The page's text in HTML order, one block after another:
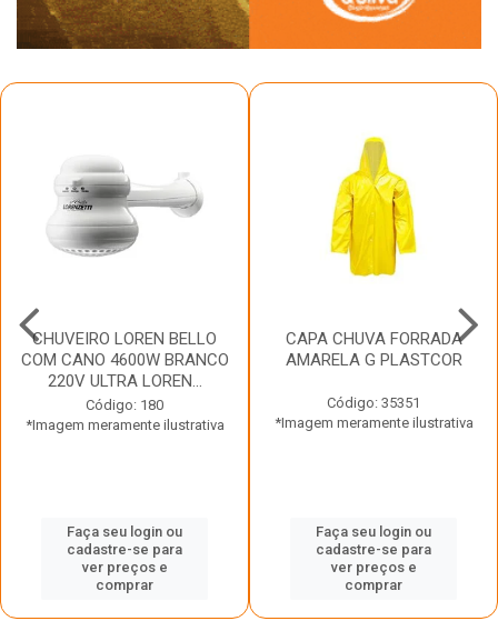
CHUVEIRO LOREN BELLO
COM CANO 4600W BRANCO
220V ULTRA LOREN...
Código: 180
*Imagem meramente ilustrativa
Faça seu login ou
cadastre-se para
ver preços e
comprar
CAPA CHUVA FORRADA
AMARELA G PLASTCOR
Código: 35351
*Imagem meramente ilustrativa
Faça seu login ou
cadastre-se para
ver preços e
comprar